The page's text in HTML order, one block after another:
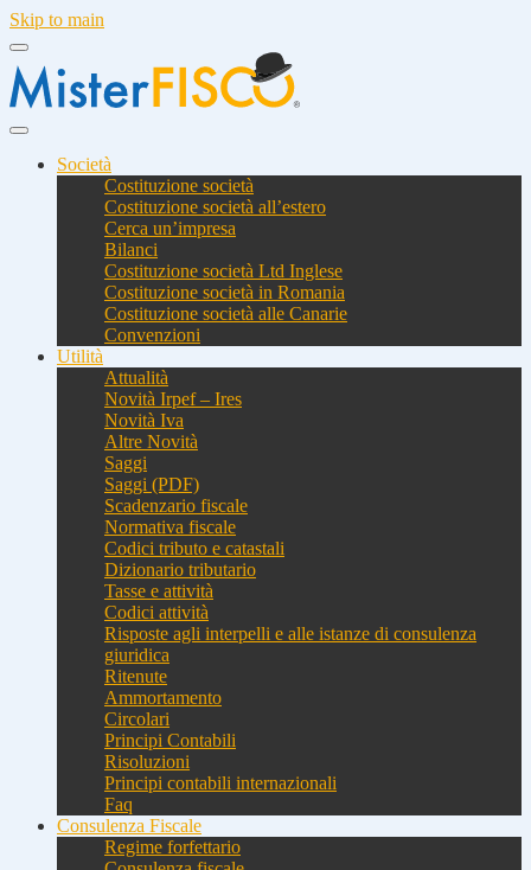
Skip to main
Società
Costituzione società
Costituzione società all’estero
Cerca un’impresa
Bilanci
Costituzione società Ltd Inglese
Costituzione società in Romania
Costituzione società alle Canarie
Convenzioni
Utilità
Attualità
Novità Irpef – Ires
Novità Iva
Altre Novità
Saggi
Saggi (PDF)
Scadenzario fiscale
Normativa fiscale
Codici tributo e catastali
Dizionario tributario
Tasse e attività
Codici attività
Risposte agli interpelli e alle istanze di consulenza
giuridica
Ritenute
Ammortamento
Circolari
Principi Contabili
Risoluzioni
Principi contabili internazionali
Faq
Consulenza Fiscale
Regime forfettario